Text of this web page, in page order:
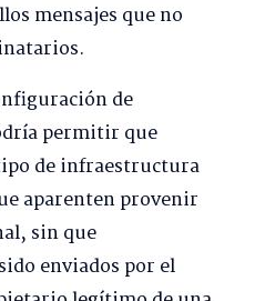
mensajes que no
de
permitir que
de infraestructura
aparenten provenir
sin que
enviados por el